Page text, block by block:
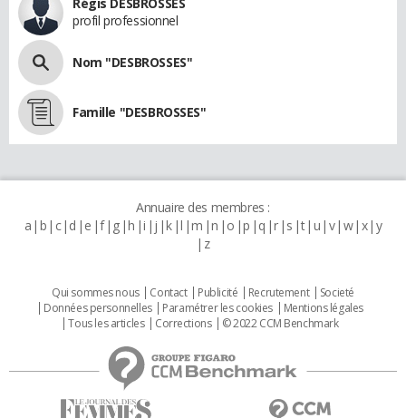
profil professionnel
Nom "DESBROSSES"
Famille "DESBROSSES"
Annuaire des membres :
a b c d e f g h i j k l m n o p q r s t u v w x y
z
Qui sommes nous Contact Publicité Recrutement
Societé
Données personnelles
Paramétrer les cookies
Mentions légales
Tous les articles
Corrections © 2022 CCM Benchmark